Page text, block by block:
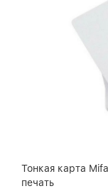
Тонкая карта
печать